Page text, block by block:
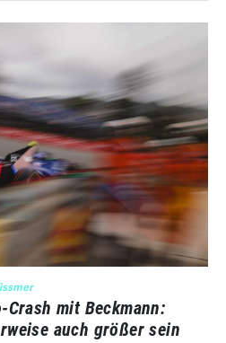
Crash mit Beckmann:
auch größer sein